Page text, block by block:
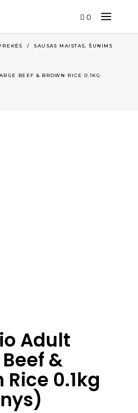
0
/ SAUSAS MAISTAS,ŠUNIMS
BEEF & BROWN RICE 0.1KG
Adult
&
Rice 0.1kg